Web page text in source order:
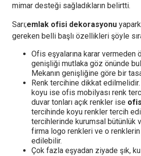
mimar desteği sağladıkların belirtti.
Sarı;emlak ofisi dekorasyonu
gereken belli başlı özellikleri şöyle
Ofis eşyalarına karar vermeden
genişliği mutlaka göz önünde
Mekanın genişliğine göre bir
Renk tercihine dikkat edilmelidir.
koyu ise ofis mobilyası renk
duvar tonları açık renkler ise
tercihinde koyu renkler tercih
tercihlerinde kurumsal bütünlük
firma logo renkleri ve o renklerin
edilebilir.
Çok fazla eşyadan ziyade şık,